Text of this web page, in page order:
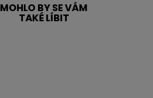
MOHLO BY SE VÁM
TAKÉ LÍBIT